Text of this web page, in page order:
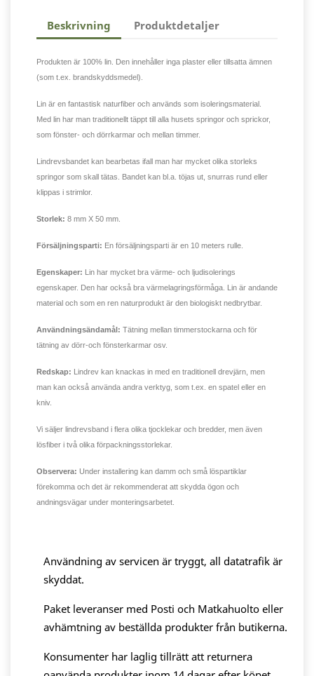
Beskrivning Produktdetaljer
Produkten är 100% lin. Den innehåller inga plaster eller tillsatta ämnen
(som t.ex. brandskyddsmedel).
Lin är en fantastisk naturfiber och används som isoleringsmaterial.
Med lin har man traditionellt täppt till alla husets springor och sprickor,
som fönster- och dörrkarmar och mellan timmer.
Lindrevsbandet kan bearbetas ifall man har mycket olika storleks
springor som skall tätas. Bandet kan bl.a. töjas ut, snurras rund eller
klippas i strimlor.
Storlek: 8 mm X 50 mm.
Försäljningsparti: En försäljningsparti är en 10 meters rulle.
Egenskaper: Lin har mycket bra värme- och ljudisolerings
egenskaper. Den har också bra värmelagringsförmåga. Lin är andande
material och som en ren naturprodukt är den biologiskt nedbrytbar.
Användningsändamål: Tätning mellan timmerstockarna och för
tätning av dörr-och fönsterkarmar osv.
Redskap: Lindrev kan knackas in med en traditionell drevjärn, men
man kan också använda andra verktyg, som t.ex. en spatel eller en
kniv.
Vi säljer lindrevsband i flera olika tjocklekar och bredder, men även
lösfiber i två olika förpackningsstorlekar.
Observera: Under installering kan damm och små löspartiklar
förekomma och det är rekommenderat att skydda ögon och
andningsvägar under monteringsarbetet.
Användning av servicen är tryggt, all datatrafik är
skyddat.
Paket leveranser med Posti och Matkahuolto eller
avhämtning av beställda produkter från butikerna.
Konsumenter har laglig tillrätt att returnera